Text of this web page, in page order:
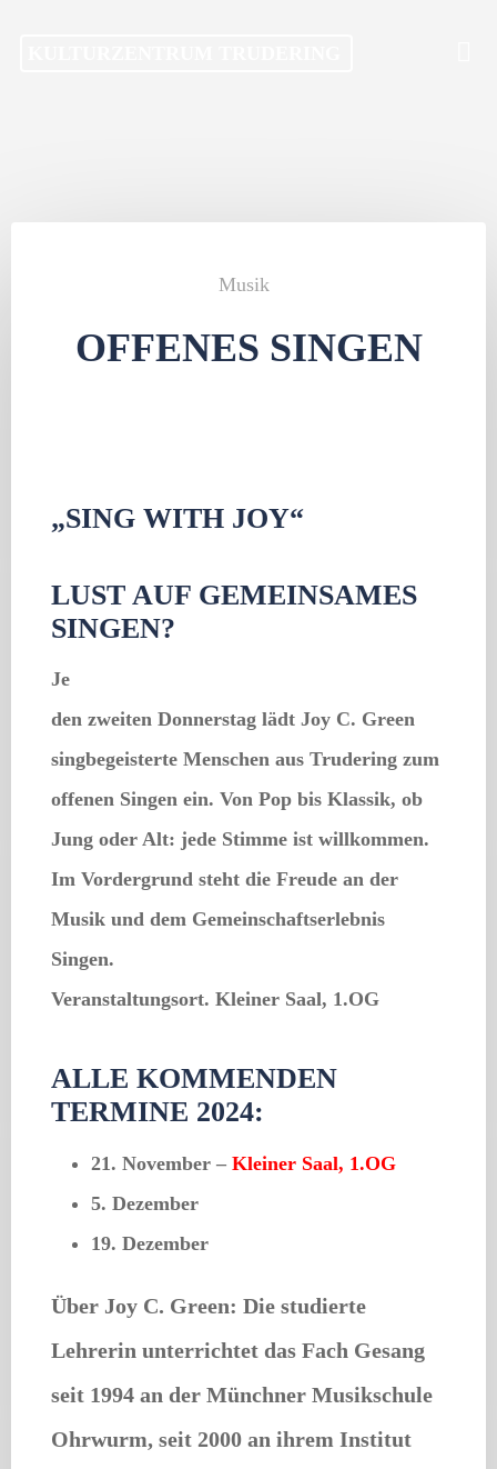
Musik
OFFENES SINGEN
„SING WITH JOY“
LUST AUF GEMEINSAMES
SINGEN?
Je
den zweiten Donnerstag lädt Joy C. Green
singbegeisterte Menschen aus Trudering zum
offenen Singen ein. Von Pop bis Klassik, ob
Jung oder Alt: jede Stimme ist willkommen.
Im Vordergrund steht die Freude an der
Musik und dem Gemeinschaftserlebnis
Singen.
Veranstaltungsort. Kleiner Saal, 1.OG
ALLE KOMMENDEN
TERMINE 2024:
21. November – Kleiner Saal, 1.OG
5. Dezember
19. Dezember
Über Joy C. Green: Die studierte
Lehrerin unterrichtet das Fach Gesang
seit 1994 an der Münchner Musikschule
Ohrwurm, seit 2000 an ihrem Institut